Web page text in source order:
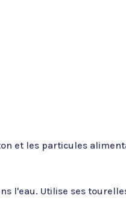
et les particules
l'eau. Utilise ses